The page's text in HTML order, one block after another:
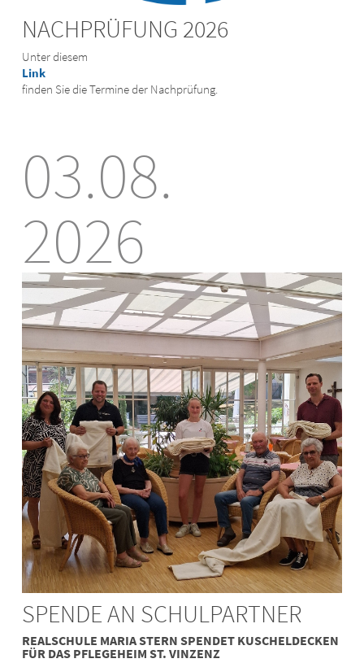
NACHPRÜFUNG 2026
Unter diesem
Link
finden Sie die Termine der Nachprüfung.
03.08.
2026
SPENDE AN SCHULPARTNER
REALSCHULE MARIA STERN SPENDET KUSCHELDECKEN
FÜR DAS PFLEGEHEIM ST. VINZENZ